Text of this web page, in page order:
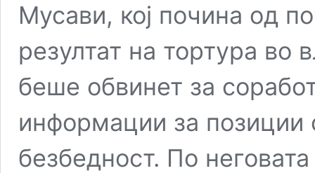
Мусави, кој почина од
резултат на тортура во
беше обвинет за
информации за позиции
безбедност. По